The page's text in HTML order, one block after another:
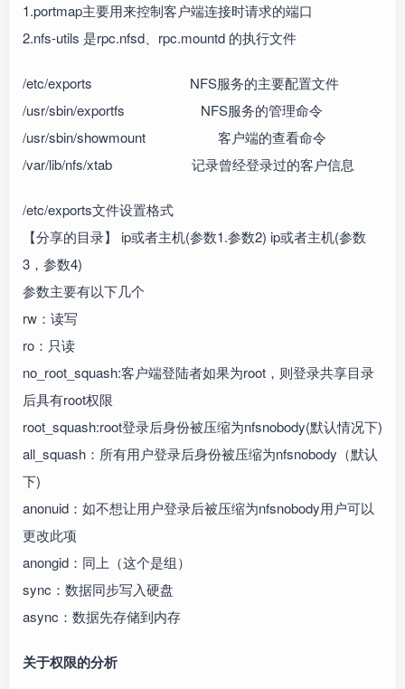
1.portmap主要用来控制客户端连接时请求的端口
2.nfs-utils 是rpc.nfsd、rpc.mountd 的执行文件
/etc/exports NFS服务的主要配置文件
/usr/sbin/exportfs NFS服务的管理命令
/usr/sbin/showmount 客户端的查看命令
/var/lib/nfs/xtab 记录曾经登录过的客户信息
/etc/exports文件设置格式
【分享的目录】 ip或者主机(参数1.参数2) ip或者主机(参数
3，参数4)
参数主要有以下几个
rw：读写
ro：只读
no_root_squash:客户端登陆者如果为root，则登录共享目录
后具有root权限
root_squash:root登录后身份被压缩为nfsnobody(默认情况下)
all_squash：所有用户登录后身份被压缩为nfsnobody（默认
下)
anonuid：如不想让用户登录后被压缩为nfsnobody用户可以
更改此项
anongid：同上（这个是组）
sync：数据同步写入硬盘
async：数据先存储到内存
关于权限的分析